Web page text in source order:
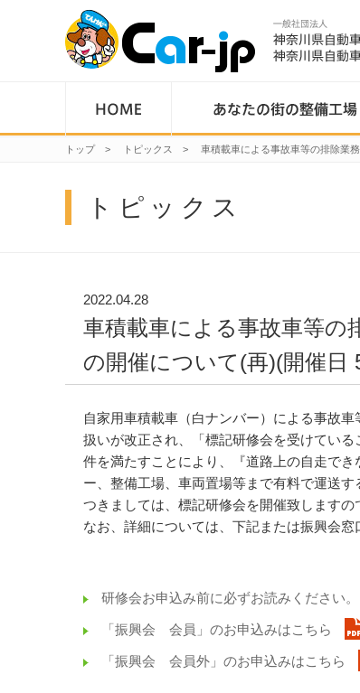
トップ> トピックス > 車積載車による事故車等の排除業
トピックス
2022.04.28
車積載車による事故車等の
の開催について(再)(開催日
自家用車積載車（白ナンバー）による事故
扱いが改正され、「標記研修会を受けてい
件を満たすことにより、『道路上の自走で
ー、整備工場、車両置場等まで有料で運送
つきましては、標記研修会を開催致します
なお、詳細については、下記または振興会
研修会お申込み前に必ずお読みください。
「振興会 会員」のお申込みはこちら
「振興会 会員外」のお申込みはこちら